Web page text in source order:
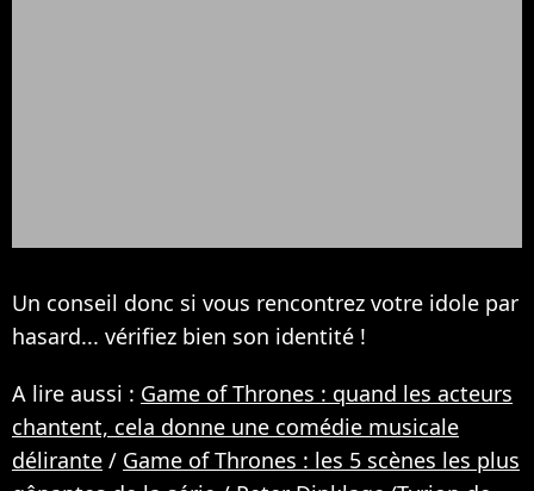
Un conseil donc si vous rencontrez votre idole par
hasard... vérifiez bien son identité !
A lire aussi : Game of Thrones : quand les acteurs
chantent, cela donne une comédie musicale
délirante / Game of Thrones : les 5 scènes les plus